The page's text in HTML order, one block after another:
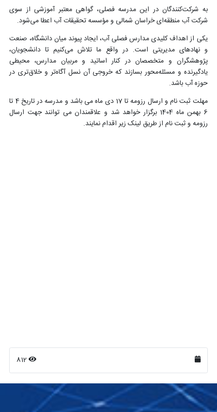
به شرکت‌کنندگان در این مدرسه فصلی، گواهی معتبر آموزشی از سوی
شرکت آب منطقه‌ای خراسان شمالی و مؤسسه تحقیقات آب اعطا می‌شود.
یکی از اهداف کلیدی مدارس فصلی آب، ایجاد پیوند میان دانشگاه، صنعت
و نهادهای مدیریتی است. در واقع ما تلاش می‌کنیم تا دانشجویان،
پژوهشگران و متخصصان در کنار اساتید و مربیان مدارس، محیطی
یادگیرنده و مسئله‌محور بسازند که خروجی آن نسل آگاه‌تر و خلاق‌تری در
حوزه آب باشد.
مهلت ثبت نام و ارسال رزومه تا 17 دی ماه می باشد و مدرسه در تاریخ 4 تا
6 بهمن ماه 1404 برگزار خواهد شد و علاقمندان می توانند جهت ارسال
رزومه و ثبت نام از طریق لینک زیر اقدام نمایند.
812